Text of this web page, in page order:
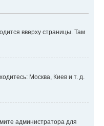
вверху страницы. Там
Москва, Киев и т. д.
администратора для